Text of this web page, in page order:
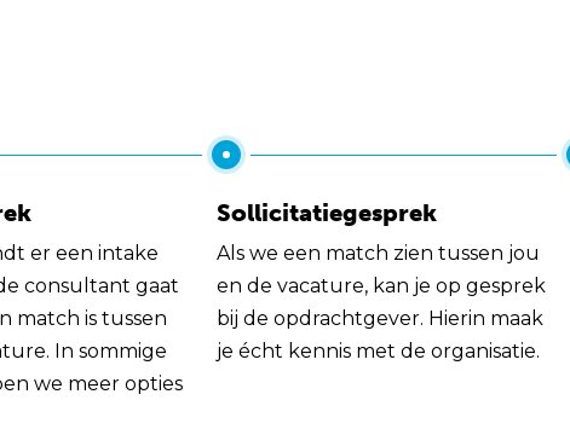
er een intake
consultant gaat
match is tussen
In sommige
we meer opties
Sollicitatiegesprek
Als we een match zien tussen jou
en de vacature, kan je op gesprek
bij de opdrachtgever. Hierin maak
je écht kennis met de organisatie.